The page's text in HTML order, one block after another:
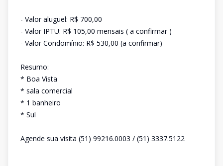
- Valor aluguel: R$ 700,00
- Valor IPTU: R$ 105,00 mensais ( a confirmar )
- Valor Condomínio: R$ 530,00 (a confirmar)
Resumo:
* Boa Vista
* sala comercial
* 1 banheiro
* Sul
Agende sua visita (51) 99216.0003 / (51) 3337.5122